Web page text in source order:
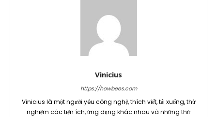
Vinicius
https://howbees.com
Vinicius là một người yêu công nghệ, thích viết, tải xuống, thử
nghiệm các tiện ích, ứng dụng khác nhau và những thứ